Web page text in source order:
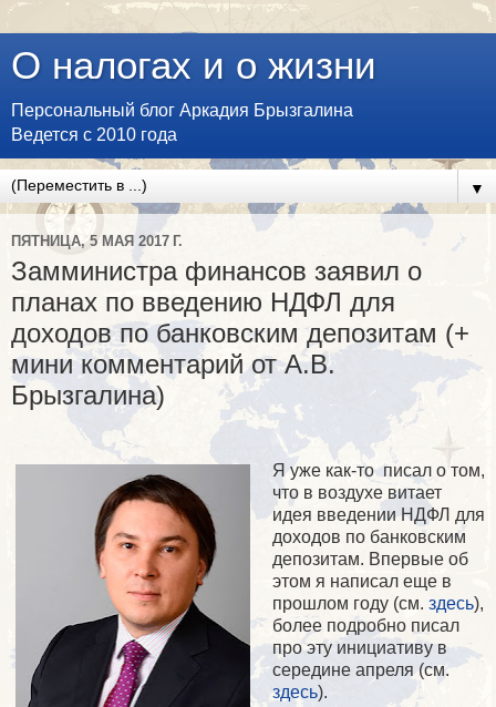
О налогах и о жизни
Персональный блог Аркадия Брызгалина
Ведется с 2010 года
▼
ПЯТНИЦА, 5 МАЯ 2017 Г.
Замминистра финансов заявил о
планах по введению НДФЛ для
доходов по банковским депозитам (+
мини комментарий от А.В.
Брызгалина)
Я уже как-то писал о том,
что в воздухе витает
идея введении НДФЛ для
доходов по банковским
депозитам. Впервые об
этом я написал еще в
прошлом году (см. здесь),
более подробно писал
про эту инициативу в
середине апреля (см.
здесь).